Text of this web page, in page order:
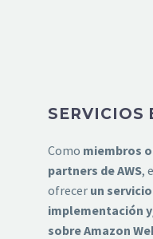
SERVICIOS
Como miembros
partners de AWS,
ofrecer un
implementación
sobre Amazon